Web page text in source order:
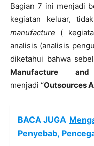
Bagian 7 ini menjadi
kegiatan keluar,
manufacture (
analisis (analisis
diketahui bahwa
Manufacture and
menjadi “Outsources
BACA JUGA
Penyebab,